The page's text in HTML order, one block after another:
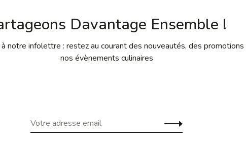
une texture particulière qui s’inspire des écailles
explicite la fonction de ces couverts.
est l’un des plus cabinets internationaux
40 années, le cabinet a développé une
de travaux, allant des interventions urbaines aux
de musique, des salles de congrès aux bureaux,
Davantage Ensemble !
notre infolettre : restez au courant des nouveautés, des
nos évènements culinaires